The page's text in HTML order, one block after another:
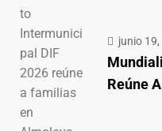
junio
Reúne